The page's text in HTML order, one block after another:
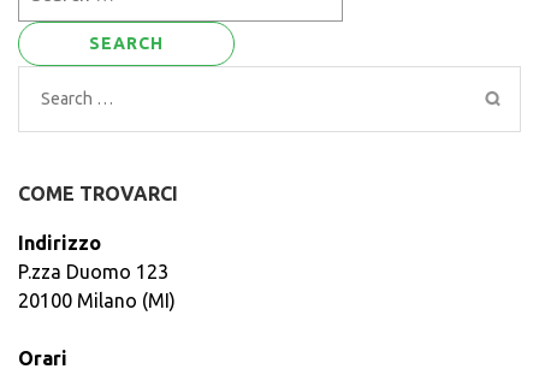
Search
for:
COME TROVARCI
Indirizzo
P.zza Duomo 123
20100 Milano (MI)
Orari